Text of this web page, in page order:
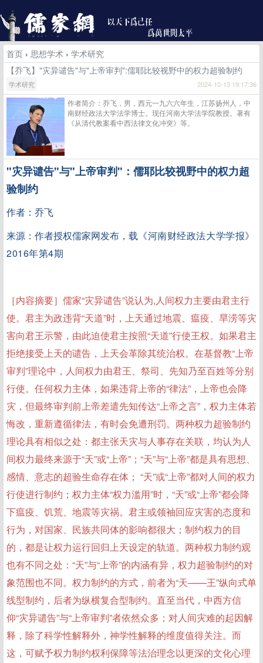
首页 › 思想学术 › 学术研究
【乔飞】"灾异谴告"与"上帝审判":儒耶比较视野中的权力超验制约
学术研究 2024-10-13 19:17:36
作者简介：乔飞，男，西元一九六六年生，江苏扬州人，中
南财经政法大学法学博士。现任河南大学法学院教授。著有
《从清代教案看中西法律文化冲突》等。
"灾异谴告"与"上帝审判"：儒耶比较视野中的权力超
验制约
作者：乔飞
来源：作者授权儒家网发布，载 《河南财经政法大学学报》
2016年第4期
［内容摘要］儒家“灾异谴告”说认为,人间权力主要由君主行
使。君主为政违背“天道”时，上天通过地震、瘟疫、旱涝等灾
害向君王示警，由此迫使君主按照“天道”行使王权。如果君主
拒绝接受上天的谴告，上天会革除其统治权。在基督教“上帝
审判”理论中，人间权力由君王、祭司、先知乃至百姓等分别
行使。任何权力主体，如果违背上帝的“律法”，上帝也会降
灾，但最终审判前上帝差遣先知传达“上帝之言”，权力主体若
悔改，重新遵循律法，有时会免遭刑罚。两种权力超验制约
理论具有相似之处：都主张天灾与人事存在关联，均认为人
间权力最终来源于“天”或“上帝”；“天”与“上帝”都是具有思想、
感情、意志的超验生命存在体； “天”或“上帝”都对人间的权力
行使进行制约；权力主体“权力滥用”时，“天”或“上帝”都会降
下瘟疫、饥荒、地震等灾祸。君主或领袖回应灾害的态度和
行为，对国家、民族共同体的影响都很大；制约权力的目
的，都是让权力运行回归上天设定的轨道。两种权力制约观
也有不同之处：“天”与“上帝”的内涵有异，权力超验制约的对
象范围也不同。权力制约的方式，前者为“天——王”纵向式单
线型制约，后者为纵横复合型制约。直至当代，中西方信
仰“灾异谴告”与“上帝审判”者依然众多；对人间灾难的起因解
释，除了科学性解释外，神学性解释的维度值得关注。而
这，可赋予权力制约权利保障等法治理念以更深的文化心理